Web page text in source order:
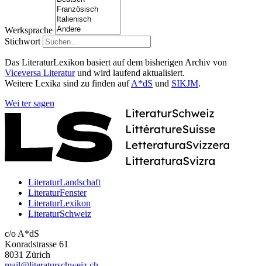
Werksprache
Stichwort
Das LiteraturLexikon basiert auf dem bisherigen Archiv von
Viceversa Literaturund wird laufend aktualisiert.
Weitere Lexika sind zu finden aufA*dS und SIKJM.
Wei ter sagen
LiteraturLandschaft
LiteraturFenster
LiteraturLexikon
LiteraturSchweiz
c/o A*dS
Konradstrasse 61
8031 Zürich